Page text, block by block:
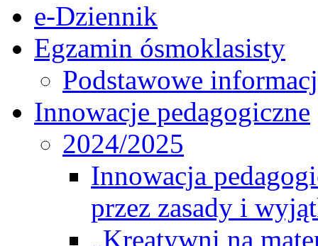
e-Dziennik
Egzamin ósmoklasisty
Podstawowe
Innowacje pedagogiczne
2024/2025
Innowacja
przez zasady i
„Kreatywni na